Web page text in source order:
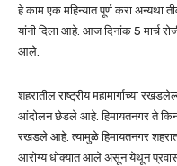
हे काम एक महिन्यात पूर्ण करा
यांनी दिला आहे. आज दिनांक 5 मार्च
आले.
शहरातील राष्ट्रीय महामार्गाच्या
आंदोलन छेडले आहे. हिमायतनगर ते किनवट
रखडले आहे. त्यामुळे हिमायतनगर
आरोग्य धोक्यात आले असून येथून प्रवास